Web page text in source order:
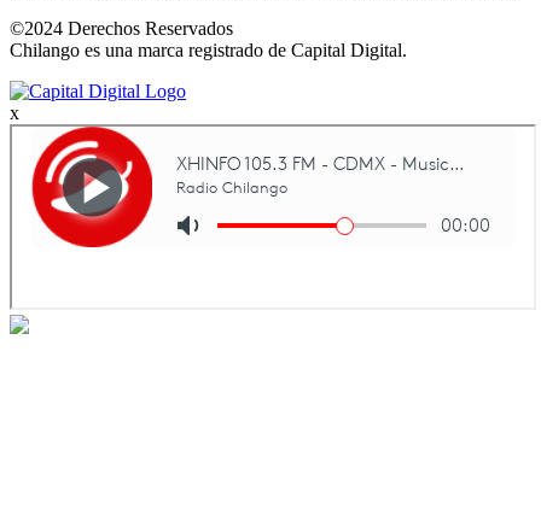
©2024 Derechos Reservados
Chilango es una marca registrado de Capital Digital.
x